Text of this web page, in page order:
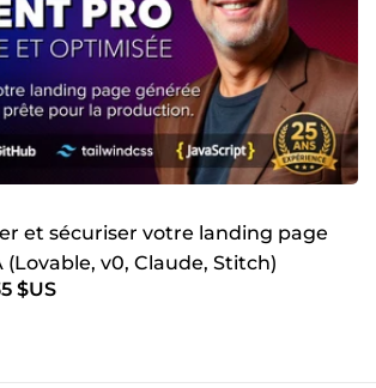
et sécuriser votre landing page
v0, Claude, Stitch)
$US